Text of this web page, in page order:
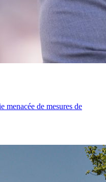
menacée de mesures de